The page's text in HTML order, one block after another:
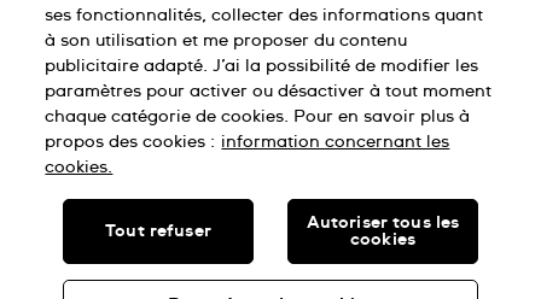
Déclaration concernant les cookies
Conditions d'utilisation
SWISS MADE
© SWATCH LTD, 2026 TOUS DROITS RÉSERVÉS : MONTRES
ses fonctionnalités, collecter des informations quant
à son utilisation et me proposer du contenu
publicitaire adapté. J’ai la possibilité de modifier les
paramètres pour activer ou désactiver à tout moment
chaque catégorie de cookies. Pour en savoir plus à
propos des cookies : information concernant les
cookies.
Tout refuser
Autoriser tous les
cookies